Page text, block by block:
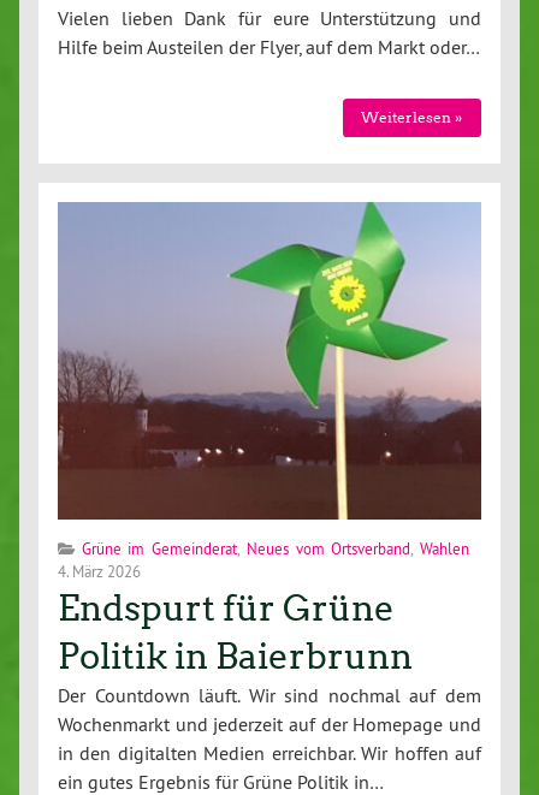
Vielen lieben Dank für eure Unterstützung und
Hilfe beim Austeilen der Flyer, auf dem Markt oder…
Weiterlesen »
Grüne im Gemeinderat Neues vom Ortsverband ,Wahlen
4. März 2026
Endspurt für Grüne
Politik in Baierbrunn
Der Countdown läuft. Wir sind nochmal auf dem
Wochenmarkt und jederzeit auf der Homepage und
in den digitalten Medien erreichbar. Wir hoffen auf
ein gutes Ergebnis für Grüne Politik in…